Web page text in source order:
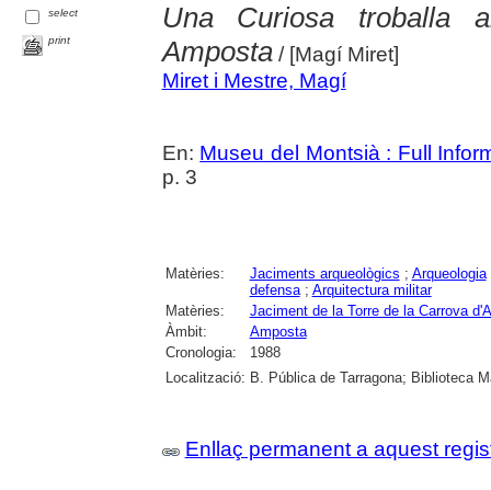
select
print
Una Curiosa troballa
Amposta/ [Magí Miret]
Miret i Mestre, Magí
En: Museu del Montsià : Full
p. 3
Matèries: Jaciments arqueològics ; Arqueologia
defensa; Arquitectura militar
Matèries:
Jaciment de la Torre de la Carrova
Àmbit:
Amposta
Cronologia:
1988
Localització: B. Pública de Tarragona; Biblioteca
Enllaç permanent a aquest